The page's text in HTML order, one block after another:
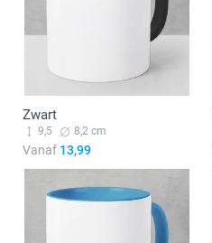
Zwart
9,5 8,2 cm
Vanaf 13,99